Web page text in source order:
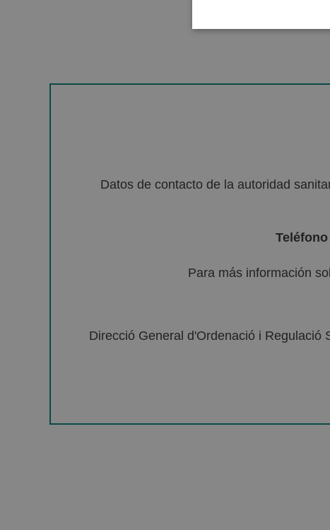
Datos de contacto de la autoridad
Para más información
Direcció General d'Ordenació i Regulació